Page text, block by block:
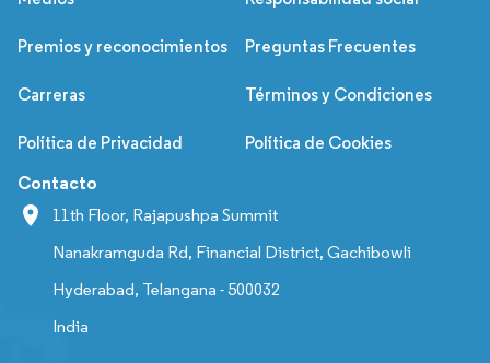
Premios y reconocimientos Preguntas Frecuentes
Carreras Términos y Condiciones
Política de Privacidad Política de Cookies
Contacto
11th Floor, Rajapushpa Summit
Nanakramguda Rd, Financial District, Gachibowli
Hyderabad, Telangana - 500032
India